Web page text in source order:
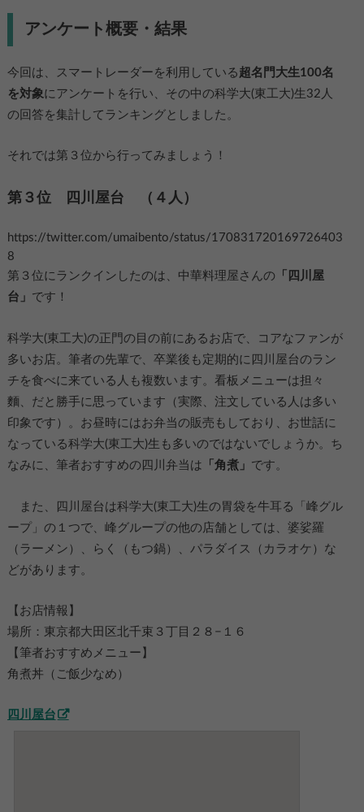
アンケート概要・結果
今回は、スマートレーダーを利用している 超名門大生100名
を対象 にアンケートを行い、その中の科学大(東工大)生32人
の回答を集計してランキングとしました。
それでは第３位から行ってみましょう！
第３位 四川屋台 （４人）
https://twitter.com/umaibento/status/170831720169726403
8
第３位にランクインしたのは、中華料理屋さんの 「四川屋
台」 です！
科学大(東工大)の正門の目の前にあるお店で、コアなファンが
多いお店。筆者の先輩で、卒業後も定期的に四川屋台のラン
チを食べに来ている人も複数います。看板メニューは担々
麵、だと勝手に思っています（実際、注文している人は多い
印象です）。お昼時にはお弁当の販売もしており、お世話に
なっている科学大(東工大)生も多いのではないでしょうか。ち
なみに、筆者おすすめの四川弁当は 「角煮」 です。
また、四川屋台は科学大(東工大)生の胃袋を牛耳る「峰グル
ープ」の１つで、峰グループの他の店舗としては、婆娑羅
（ラーメン）、らく（もつ鍋）、パラダイス（カラオケ）な
どがあります。
【お店情報】
場所：東京都大田区北千束３丁目２８−１６
【筆者おすすめメニュー】
角煮丼（ご飯少なめ）
四川屋台